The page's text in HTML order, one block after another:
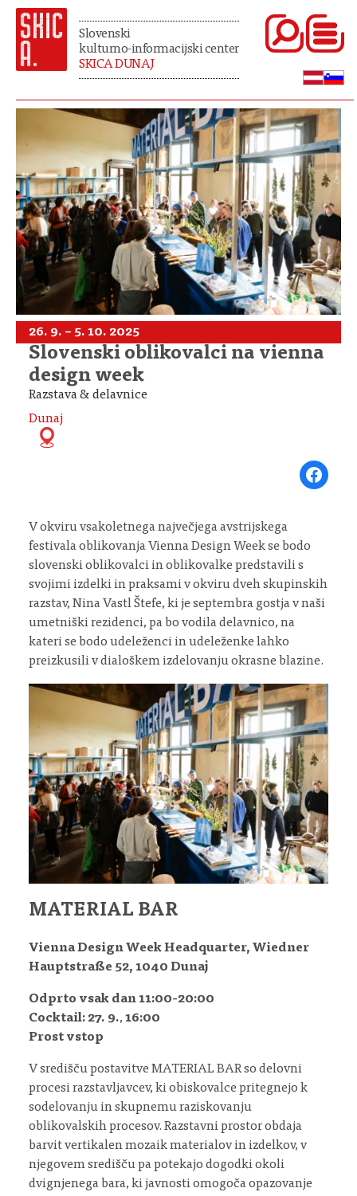
Slovenski
kulturno-informacijski center
SKICA DUNAJ
26. 9. – 5. 10. 2025
Slovenski oblikovalci na vienna
design week
Razstava & delavnice
Dunaj
Share on
V okviru vsakoletnega največjega avstrijskega
festivala oblikovanja Vienna Design Week se bodo
slovenski oblikovalci in oblikovalke predstavili s
svojimi izdelki in praksami v okviru dveh skupinskih
razstav, Nina Vastl Štefe, ki je septembra gostja v naši
umetniški rezidenci, pa bo vodila delavnico, na
kateri se bodo udeleženci in udeleženke lahko
preizkusili v dialoškem izdelovanju okrasne blazine.
MATERIAL BAR
Vienna Design Week Headquarter, Wiedner
Hauptstraße 52, 1040 Dunaj
Odprto vsak dan 11:00-20:00
Cocktail: 27. 9.,16:00
Prost vstop
V središču postavitve MATERIAL BAR so delovni
procesi razstavljavcev, ki obiskovalce pritegnejo k
sodelovanju in skupnemu raziskovanju
oblikovalskih procesov. Razstavni prostor obdaja
barvit vertikalen mozaik materialov in izdelkov, v
njegovem središču pa potekajo dogodki okoli
dvignjenega bara, ki javnosti omogoča opazovanje